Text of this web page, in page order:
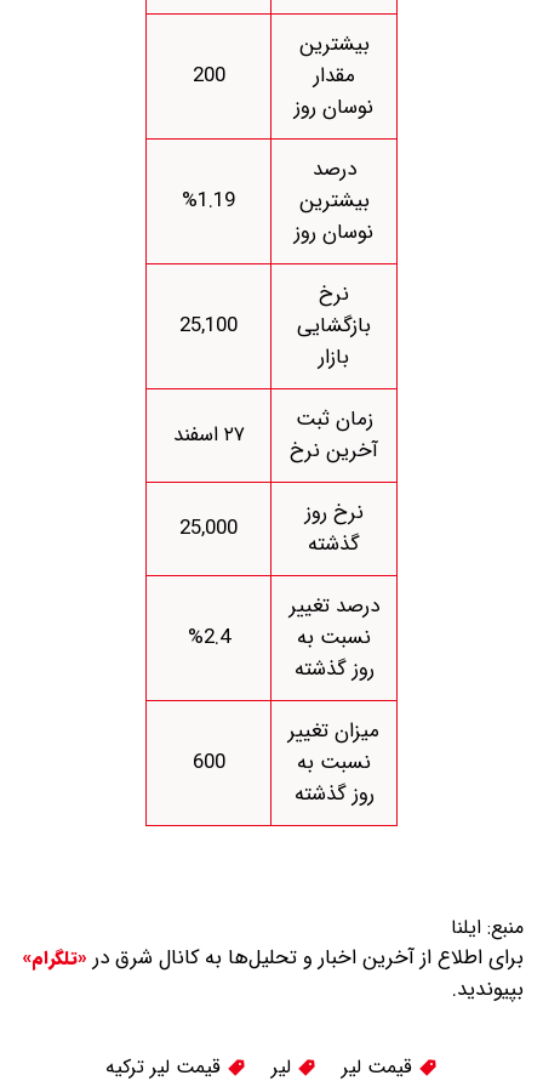
بیشترین
مقدار
نوسان روز
200
درصد
بیشترین
نوسان روز
%1.19
نرخ
بازگشایی
بازار
25,100
زمان ثبت
آخرین نرخ
۲۷ اسفند
نرخ روز
گذشته
25,000
درصد تغییر
نسبت به
روز گذشته
%2.4
میزان تغییر
نسبت به
روز گذشته
600
منبع: ایلنا
برای اطلاع از آخرین اخبار و تحلیل‌ها به کانال شرق در «تلگرام»
بپیوندید.
قیمت لیر لیر قیمت لیر ترکیه